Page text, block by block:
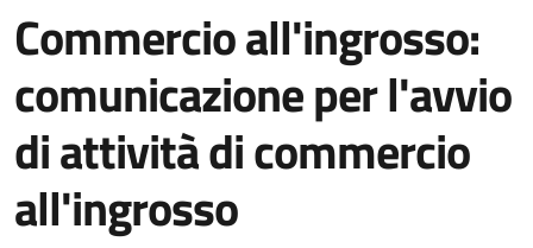
Commercio all'ingrosso:
comunicazione per l'avvio
di attività di commercio
all'ingrosso